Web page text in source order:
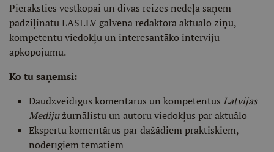
Pieraksties vēstkopai un divas reizes nedēļā saņem
padziļinātu LASI.LV galvenā redaktora aktuālo ziņu,
kompetentu viedokļu un interesantāko interviju
apkopojumu.
Ko tu saņemsi:
Daudzveidīgus komentārus un kompetentus Latvijas
Medijužurnālistu un autoru viedokļus par aktuālo
Ekspertu komentārus par dažādiem praktiskiem,
noderīgiem tematiem